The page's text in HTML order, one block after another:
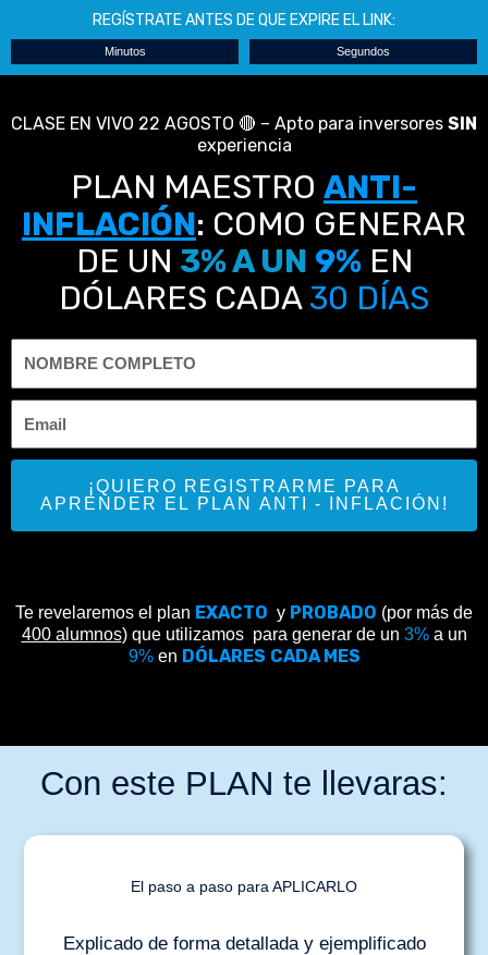
REGÍSTRATE ANTES DE QUE EXPIRE EL LINK:
Minutos Segundos
CLASE EN VIVO 22 AGOSTO 🔴 – Apto para inversores SIN
experiencia
PLAN MAESTRO ANTI-
INFLACIÓN: COMO GENERAR
DE UN 3% A UN 9% EN
DÓLARES CADA30 DÍAS
¡QUIERO REGISTRARME PARA
APRENDER EL PLAN ANTI - INFLACIÓN!
Te revelaremos el plan EXACTO y PROBADO (por más de
400 alumnos) que utilizamos para generar de un 3%a un
9%en DÓLARES CADA MES
Con este PLAN te llevaras:
El paso a paso para APLICARLO
Explicado de forma detallada y ejemplificado